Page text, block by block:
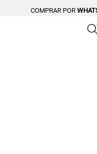
COMPRAR POR